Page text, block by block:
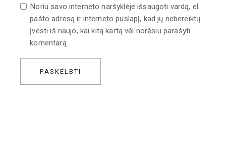
Noriu savo interneto naršyklėje išsaugoti vardą, el.
pašto adresą ir interneto puslapį, kad jų nebereiktų
įvesti iš naujo, kai kitą kartą vėl norėsiu parašyti
komentarą.
PASKELBTI